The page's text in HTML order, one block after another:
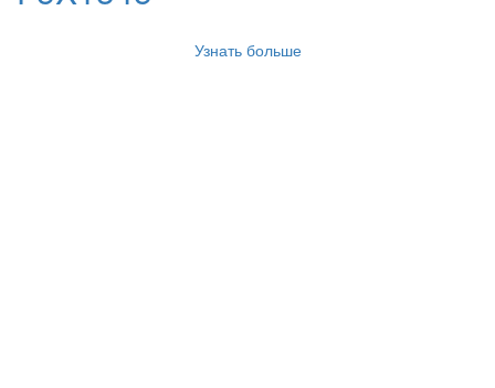
Узнать больше